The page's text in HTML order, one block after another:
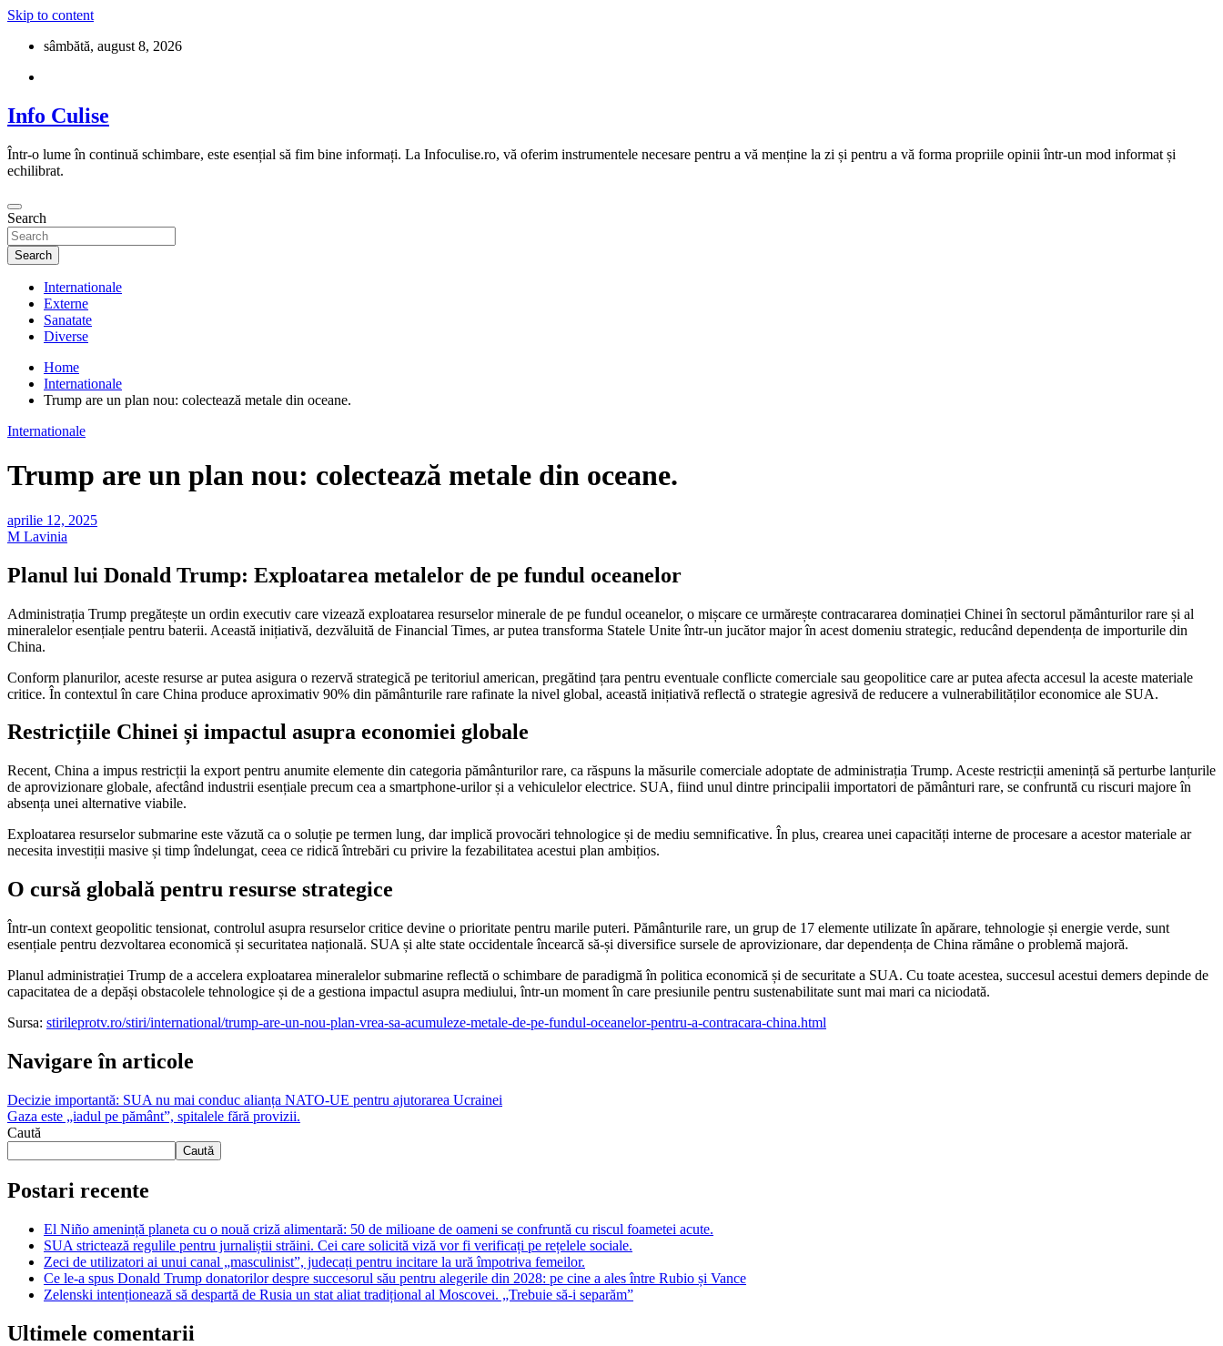
Skip to content
sâmbătă, august 8, 2026
Info Culise
Într-o lume în continuă schimbare, este esențial să fim bine informați. La Infoculise.ro, vă oferim instrumentele necesare pentru a vă menține la zi și pentru a vă forma propriile opinii într-un mod informat și
echilibrat.
Search
Search
Internationale
Externe
Sanatate
Diverse
Home
Internationale
Trump are un plan nou: colectează metale din oceane.
Internationale
Trump are un plan nou: colectează metale din oceane.
aprilie 12, 2025
M Lavinia
Planul lui Donald Trump: Exploatarea metalelor de pe fundul oceanelor
Administrația Trump pregătește un ordin executiv care vizează exploatarea resurselor minerale de pe fundul oceanelor, o mișcare ce urmărește contracararea dominației Chinei în sectorul pământurilor rare și al
mineralelor esențiale pentru baterii. Această inițiativă, dezvăluită de Financial Times, ar putea transforma Statele Unite într-un jucător major în acest domeniu strategic, reducând dependența de importurile din
China.
Conform planurilor, aceste resurse ar putea asigura o rezervă strategică pe teritoriul american, pregătind țara pentru eventuale conflicte comerciale sau geopolitice care ar putea afecta accesul la aceste materiale
critice. În contextul în care China produce aproximativ 90% din pământurile rare rafinate la nivel global, această inițiativă reflectă o strategie agresivă de reducere a vulnerabilităților economice ale SUA.
Restricțiile Chinei și impactul asupra economiei globale
Recent, China a impus restricții la export pentru anumite elemente din categoria pământurilor rare, ca răspuns la măsurile comerciale adoptate de administrația Trump. Aceste restricții amenință să perturbe lanțurile
de aprovizionare globale, afectând industrii esențiale precum cea a smartphone-urilor și a vehiculelor electrice. SUA, fiind unul dintre principalii importatori de pământuri rare, se confruntă cu riscuri majore în
absența unei alternative viabile.
Exploatarea resurselor submarine este văzută ca o soluție pe termen lung, dar implică provocări tehnologice și de mediu semnificative. În plus, crearea unei capacități interne de procesare a acestor materiale ar
necesita investiții masive și timp îndelungat, ceea ce ridică întrebări cu privire la fezabilitatea acestui plan ambițios.
O cursă globală pentru resurse strategice
Într-un context geopolitic tensionat, controlul asupra resurselor critice devine o prioritate pentru marile puteri. Pământurile rare, un grup de 17 elemente utilizate în apărare, tehnologie și energie verde, sunt
esențiale pentru dezvoltarea economică și securitatea națională. SUA și alte state occidentale încearcă să-și diversifice sursele de aprovizionare, dar dependența de China rămâne o problemă majoră.
Planul administrației Trump de a accelera exploatarea mineralelor submarine reflectă o schimbare de paradigmă în politica economică și de securitate a SUA. Cu toate acestea, succesul acestui demers depinde de
capacitatea de a depăși obstacolele tehnologice și de a gestiona impactul asupra mediului, într-un moment în care presiunile pentru sustenabilitate sunt mai mari ca niciodată.
Sursa: stirileprotv.ro/stiri/international/trump-are-un-nou-plan-vrea-sa-acumuleze-metale-de-pe-fundul-oceanelor-pentru-a-contracara-china.html
Navigare în articole
Decizie importantă: SUA nu mai conduc alianța NATO-UE pentru ajutorarea Ucrainei
Gaza este „iadul pe pământ”, spitalele fără provizii.
Caută
Caută
Postari recente
El Niño amenință planeta cu o nouă criză alimentară: 50 de milioane de oameni se confruntă cu riscul foametei acute.
SUA strictează regulile pentru jurnaliștii străini. Cei care solicită viză vor fi verificați pe rețelele sociale.
Zeci de utilizatori ai unui canal „masculinist”, judecați pentru incitare la ură împotriva femeilor.
Ce le-a spus Donald Trump donatorilor despre succesorul său pentru alegerile din 2028: pe cine a ales între Rubio și Vance
Zelenski intenționează să despartă de Rusia un stat aliat tradițional al Moscovei. „Trebuie să-i separăm”
Ultimele comentarii